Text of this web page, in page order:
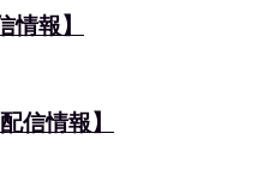
報】
信情報】